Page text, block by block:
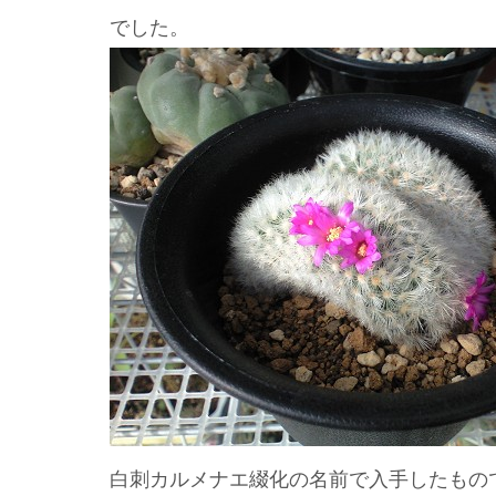
でした。
白刺カルメナエ綴化の名前で入手したもの